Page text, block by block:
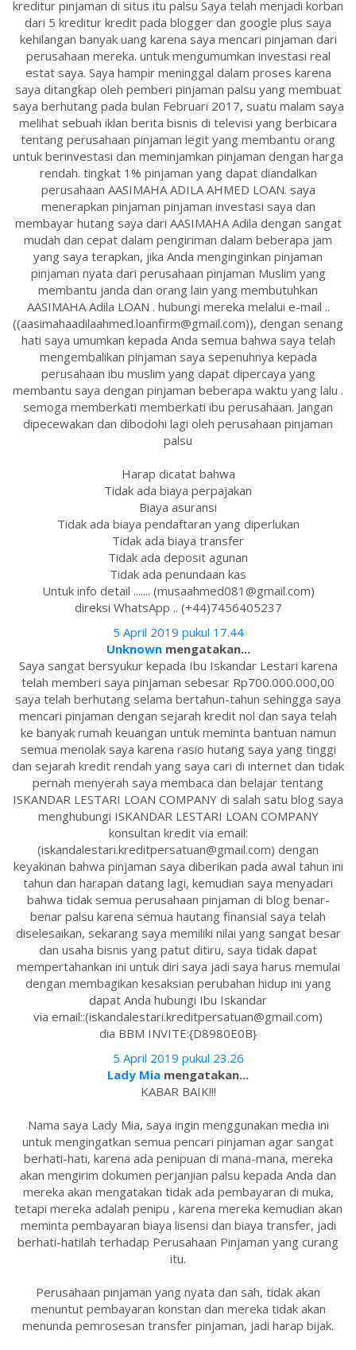
kreditur pinjaman di situs itu palsu Saya telah menjadi korban
dari 5 kreditur kredit pada blogger dan google plus saya
kehilangan banyak uang karena saya mencari pinjaman dari
perusahaan mereka. untuk mengumumkan investasi real
estat saya. Saya hampir meninggal dalam proses karena
saya ditangkap oleh pemberi pinjaman palsu yang membuat
saya berhutang pada bulan Februari 2017, suatu malam saya
melihat sebuah iklan berita bisnis di televisi yang berbicara
tentang perusahaan pinjaman legit yang membantu orang
untuk berinvestasi dan meminjamkan pinjaman dengan harga
rendah. tingkat 1% pinjaman yang dapat diandalkan
perusahaan AASIMAHA ADILA AHMED LOAN. saya
menerapkan pinjaman pinjaman investasi saya dan
membayar hutang saya dari AASIMAHA Adila dengan sangat
mudah dan cepat dalam pengiriman dalam beberapa jam
yang saya terapkan, jika Anda menginginkan pinjaman
pinjaman nyata dari perusahaan pinjaman Muslim yang
membantu janda dan orang lain yang membutuhkan
AASIMAHA Adila LOAN . hubungi mereka melalui e-mail ..
((aasimahaadilaahmed.loanfirm@gmail.com)), dengan senang
hati saya umumkan kepada Anda semua bahwa saya telah
mengembalikan pinjaman saya sepenuhnya kepada
perusahaan ibu muslim yang dapat dipercaya yang
membantu saya dengan pinjaman beberapa waktu yang lalu .
semoga memberkati memberkati ibu perusahaan. Jangan
dipecewakan dan dibodohi lagi oleh perusahaan pinjaman
palsu
Harap dicatat bahwa
Tidak ada biaya perpajakan
Biaya asuransi
Tidak ada biaya pendaftaran yang diperlukan
Tidak ada biaya transfer
Tidak ada deposit agunan
Tidak ada penundaan kas
Untuk info detail ....... (musaahmed081@gmail.com)
direksi WhatsApp .. (+44)7456405237
5 April 2019 pukul 17.44
Unknownmengatakan...
Saya sangat bersyukur kepada Ibu Iskandar Lestari karena
telah memberi saya pinjaman sebesar Rp700.000.000,00
saya telah berhutang selama bertahun-tahun sehingga saya
mencari pinjaman dengan sejarah kredit nol dan saya telah
ke banyak rumah keuangan untuk meminta bantuan namun
semua menolak saya karena rasio hutang saya yang tinggi
dan sejarah kredit rendah yang saya cari di internet dan tidak
pernah menyerah saya membaca dan belajar tentang
ISKANDAR LESTARI LOAN COMPANY di salah satu blog saya
menghubungi ISKANDAR LESTARI LOAN COMPANY
konsultan kredit via email:
(iskandalestari.kreditpersatuan@gmail.com) dengan
keyakinan bahwa pinjaman saya diberikan pada awal tahun ini
tahun dan harapan datang lagi, kemudian saya menyadari
bahwa tidak semua perusahaan pinjaman di blog benar-
benar palsu karena semua hautang finansial saya telah
diselesaikan, sekarang saya memiliki nilai yang sangat besar
dan usaha bisnis yang patut ditiru, saya tidak dapat
mempertahankan ini untuk diri saya jadi saya harus memulai
dengan membagikan kesaksian perubahan hidup ini yang
dapat Anda hubungi Ibu Iskandar
via email::(iskandalestari.kreditpersatuan@gmail.com)
dia BBM INVITE:{D8980E0B}
5 April 2019 pukul 23.26
Lady Mia mengatakan...
KABAR BAIK!!!
Nama saya Lady Mia, saya ingin menggunakan media ini
untuk mengingatkan semua pencari pinjaman agar sangat
berhati-hati, karena ada penipuan di mana-mana, mereka
akan mengirim dokumen perjanjian palsu kepada Anda dan
mereka akan mengatakan tidak ada pembayaran di muka,
tetapi mereka adalah penipu , karena mereka kemudian akan
meminta pembayaran biaya lisensi dan biaya transfer, jadi
berhati-hatilah terhadap Perusahaan Pinjaman yang curang
itu.
Perusahaan pinjaman yang nyata dan sah, tidak akan
menuntut pembayaran konstan dan mereka tidak akan
menunda pemrosesan transfer pinjaman, jadi harap bijak.